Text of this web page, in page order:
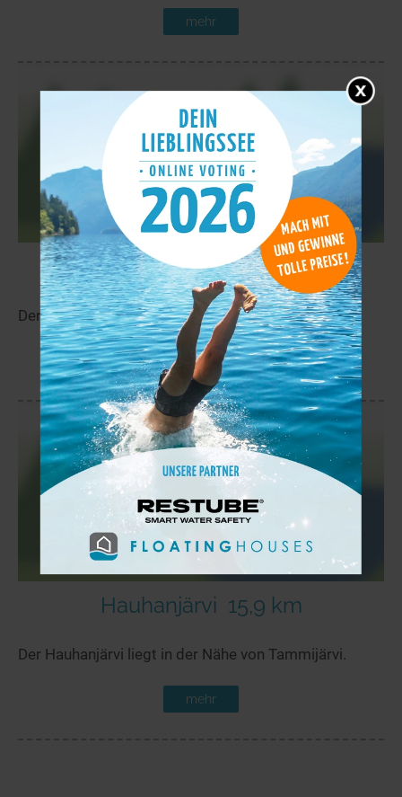
mehr
Palosenjärvi 14,9 km
Der Palosenjärvi liegt in der Nähe von Vihijärvi.
mehr
Hauhanjärvi 15,9 km
Der Hauhanjärvi liegt in der Nähe von Tammijärvi.
mehr